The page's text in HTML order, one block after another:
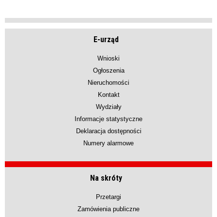
E-urząd
Wnioski
Ogłoszenia
Nieruchomości
Kontakt
Wydziały
Informacje statystyczne
Deklaracja dostępności
Numery alarmowe
Na skróty
Przetargi
Zamówienia publiczne